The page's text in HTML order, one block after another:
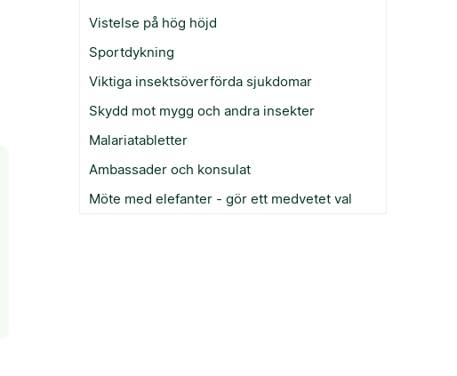
Vistelse på hög höjd
Sportdykning
Viktiga insektsöverförda sjukdomar
Skydd mot mygg och andra insekter
Malariatabletter
Ambassader och konsulat
Möte med elefanter - gör ett medvetet val